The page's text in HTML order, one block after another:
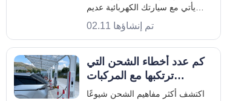
يأتي مع سيارتك الكهربائية عديم
الفائدة تقريبًا في الحياة اليومية. في
الصناعة، غالبًا ما نسميه "كابل الجدة"
لسبب وجيه - فهو بطيء. بطيء
بشكل مؤلم. إذا كنت تحاول شحن
سيارة كهربائية حديثة بـ
تم إنشاؤها 02.11
كم عدد أخطاء الشحن التي
ترتكبها مع المركبات
الكهربائية الجديدة؟
اكتشف أكثر مفاهيم الشحن شيوعًا